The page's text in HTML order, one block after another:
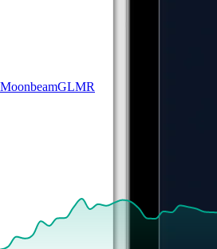
MoonbeamGLMR